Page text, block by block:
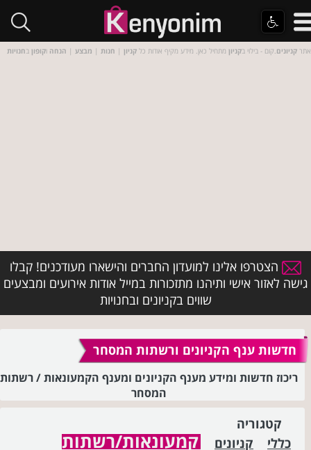
אתר קניונים.קום - בילוי בקניון מתחיל כאן. מידע מקיף אודות כל קניון | חנות | מבצע | הנחה וקופון בחנויות
הצטרפו אלינו למועדון החברים והישארו מעודכנים! קבלו
גישה לאזור אישי ותיהנו מתזכורות במייל אודות אירועים ומבצעים
שווים בקניונים ובחנויות
חדשות ענף הקניונים ורשתות המסחר
ריכוז חדשות ומידע מענף הקניונים ומענף הקמעונאות / רשתות
המסחר
קטגוריה
כללי
קניונים קמעונאות/רשתות